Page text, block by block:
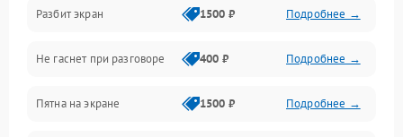
Проблемы с дисплеем и сенсором
Зарядка
Проблемы с питанием, зарядкой и аккумулятором
Разбит экран 1500 ₽ Подробнее →
Не гаснет при разговоре 400 ₽ Подробнее →
Пятна на экране 1500 ₽ Подробнее →